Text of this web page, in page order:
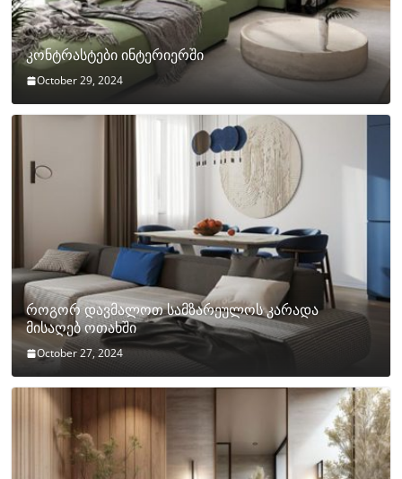
კონტრასტები ინტერიერში
October 29, 2024
როგორ დავმალოთ სამზარეულოს კარადა
მისაღებ ოთახში
October 27, 2024